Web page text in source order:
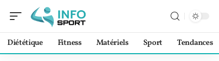
Diététique Fitness Matériels Sport Tendances